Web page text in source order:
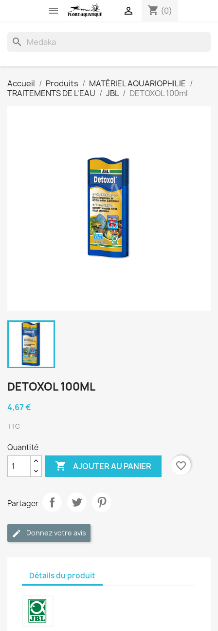
 shopping_cart (0)

search
Accueil Produits
MATÉRIEL AQUARIOPHILIE
TRAITEMENTS DE L'EAU
JBL DETOXOL 100ml
DETOXOL 100ML
4,67 €
TTC
Quantité
 AJOUTER AU PANIER favorite_border
Partager
Donnez votre avis
Détails du produit